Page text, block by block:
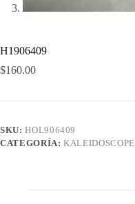
H1906409
$160.00
SKU:HOL906409
CATEGORÍA:KALEIDOSCOPE